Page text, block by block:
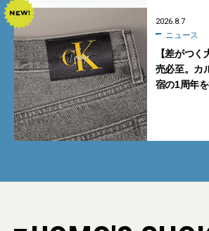
2026.8.7
ニュース
【差がつ
売必至。カ
宿の1周年